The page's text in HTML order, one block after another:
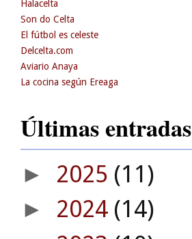
Halacelta
Son do Celta
El fútbol es celeste
Delcelta.com
Aviario Anaya
La cocina según Ereaga
Últimas entradas
► 2025 (11)
► 2024 (14)